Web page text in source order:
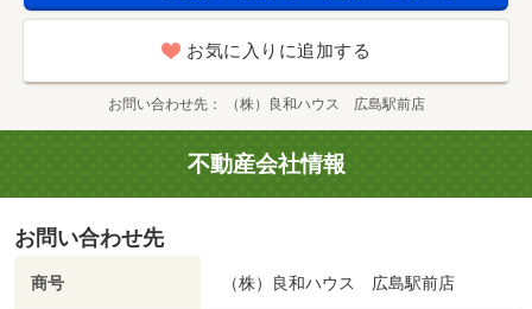
お気に入りに追加する
お問い合わせ先 （株）良和ハウス 広島駅前店
不動産会社情報
お問い合わせ先
商号 （株）良和ハウス 広島駅前店